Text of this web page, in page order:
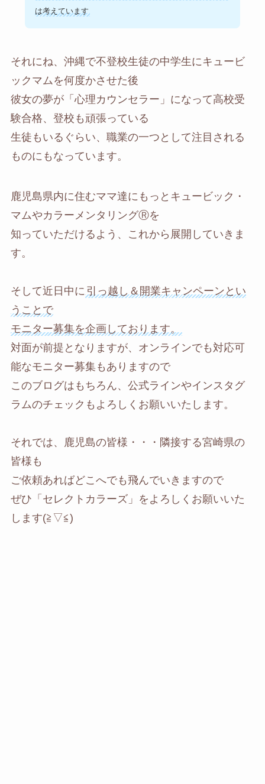
は考えています
それにね、沖縄で不登校生徒の中学生にキュービ
ックマムを何度かさせた後
彼女の夢が「心理カウンセラー」になって高校受
験合格、登校も頑張っている
生徒もいるぐらい、職業の一つとして注目される
ものにもなっています。
鹿児島県内に住むママ達にもっとキュービック・
マムやカラーメンタリングⓇを
知っていただけるよう、これから展開していきま
す。
そして近日中に 引っ越し＆開業キャンペーンとい
うことで
モニター募集を企画しております。
対面が前提となりますが、オンラインでも対応可
能なモニター募集もありますので
このブログはもちろん、公式ラインやインスタグ
ラムのチェックもよろしくお願いいたします。
それでは、鹿児島の皆様・・・隣接する宮崎県の
皆様も
ご依頼あればどこへでも飛んでいきますので
ぜひ「セレクトカラーズ」をよろしくお願いいた
します(≧▽≦)